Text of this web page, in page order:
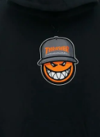
クスフォーミュラ）
ティーエフ）
DF（ドラゴンフォ
他
ター
ー
く表記